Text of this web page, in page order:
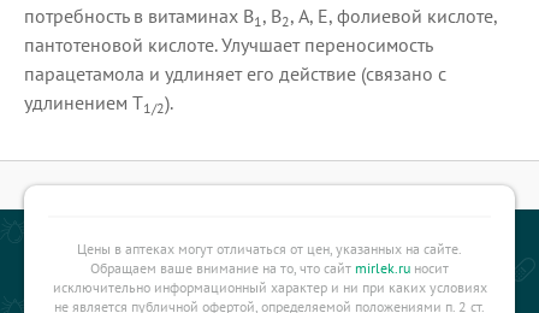
потребность в витаминах B1 , B2, А, Е, фолиевой кислоте,
пантотеновой кислоте. Улучшает переносимость
парацетамола и удлиняет его действие (связано с
удлинением T1/2).
Цены в аптеках могут отличаться от цен, указанных на сайте.
Обращаем ваше внимание на то, что сайт mirlek.ru носит
исключительно информационный характер и ни при каких условиях
не является публичной офертой, определяемой положениями п. 2 ст.